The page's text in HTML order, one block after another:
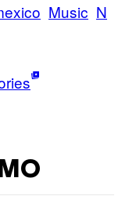
Music N